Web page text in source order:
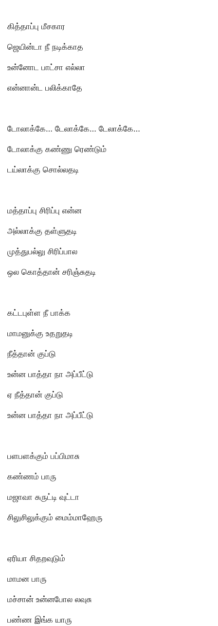
கித்தாப்பு மீசகார
ஜெயின்டா நீ நடிக்காத
உன்னோட பாட்சா எல்லா
என்னான்ட பலிக்காதே
டோலாக்கே… டேலாக்கே… டேலாக்கே…
டோலாக்கு கண்ணு ரெண்டும்
டய்லாக்கு சொல்லதடி
மத்தாப்பு சிரிப்பு என்ன
அல்லாக்கு தள்ளுதடி
முத்துபல்லு சிரிப்பால
ஒல கொத்தான் சரிஞ்சுதடி
கட்டபுள்ள நீ பாக்க
மாமனுக்கு உதறுதடி
நீத்தான் குப்டு
உன்ன பாத்தா நா அப்பீட்டு
ஏ நீத்தான் குப்டு
உன்ன பாத்தா நா அப்பீட்டு
பளபளக்கும் பப்பிமாசு
கண்ணம் பாரு
மஜாவா சுருட்டி வுட்டா
சிலுசிலுக்கும் மைம்மாஹேரு
ஏரியா சிதறவுடும்
மாமன பாரு
மச்சான் உன்னபோல லவுசு
பண்ண இங்க யாரு